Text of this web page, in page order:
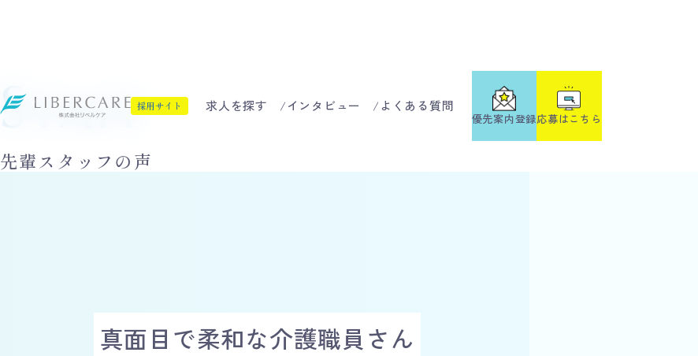
採用サイト 求人を探す インタビュー よくある質問
優先案内登録応募はこちら
Staff
先輩スタッフの声
真面目で柔和な介護職員さん